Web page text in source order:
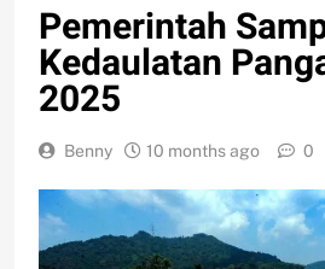
Pemerintah
Kedaulatan
2025
Benny 10 months ago 0